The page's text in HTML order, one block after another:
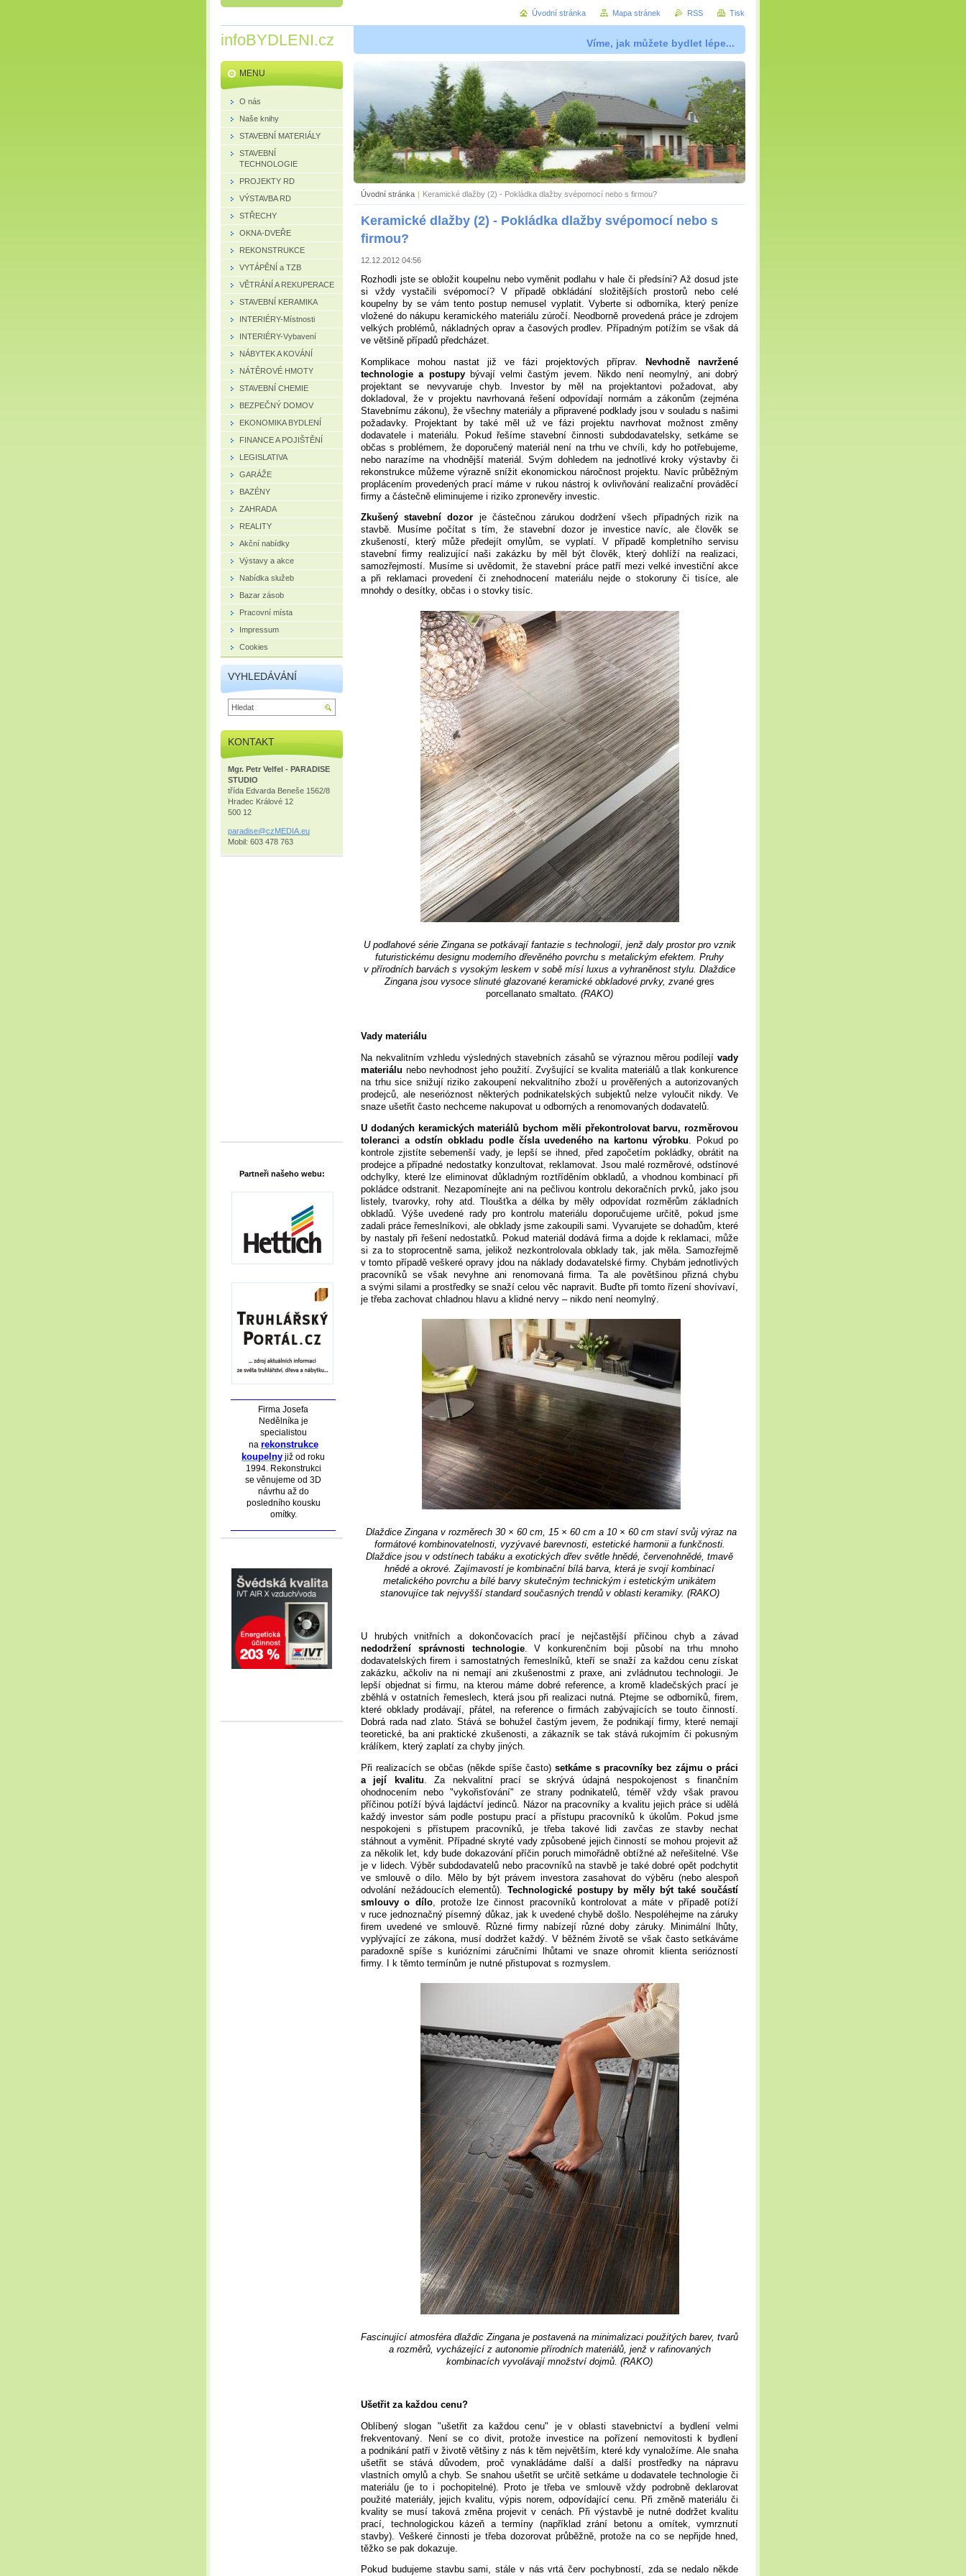
infoBYDLENI.cz Víme, jak můžete bydlet lépe...
Úvodní stránka | Keramické dlažby (2) - Pokládka dlažby svépomocí nebo s firmou?
Keramické dlažby (2) - Pokládka dlažby svépomocí nebo s
firmou?
12.12.2012 04:56
Rozhodli jste se obložit koupelnu nebo vyměnit podlahu v hale či předsíni? Až dosud jste
si vždy vystačili svépomocí? V případě obkládání složitějších prostorů nebo celé
koupelny by se vám tento postup nemusel vyplatit. Vyberte si odborníka, který peníze
vložené do nákupu keramického materiálu zúročí. Neodborně provedená práce je zdrojem
velkých problémů, nákladných oprav a časových prodlev. Případným potížím se však dá
ve většině případů předcházet.
Komplikace mohou nastat již ve fázi projektových příprav. Nevhodně navržené
technologie a postupybývají velmi častým jevem. Nikdo není neomylný, ani dobrý
projektant se nevyvaruje chyb. Investor by měl na projektantovi požadovat, aby
dokladoval, že v projektu navrhovaná řešení odpovídají normám a zákonům (zejména
Stavebnímu zákonu), že všechny materiály a připravené podklady jsou v souladu s našimi
požadavky. Projektant by také měl už ve fázi projektu navrhovat možnost změny
dodavatele i materiálu. Pokud řešíme stavební činnosti subdodavatelsky, setkáme se
občas s problémem, že doporučený materiál není na trhu ve chvíli, kdy ho potřebujeme,
nebo narazíme na vhodnější materiál. Svým dohledem na jednotlivé kroky výstavby či
rekonstrukce můžeme výrazně snížit ekonomickou náročnost projektu. Navíc průběžným
proplácením provedených prací máme v rukou nástroj k ovlivňování realizační prováděcí
firmy a částečně eliminujeme i riziko zpronevěry investic.
Zkušený stavební dozor je částečnou zárukou dodržení všech případných rizik na
stavbě. Musíme počítat s tím, že stavební dozor je investice navíc, ale člověk se
zkušeností, který může předejít omylům, se vyplatí. V případě kompletního servisu
stavební firmy realizující naši zakázku by měl být člověk, který dohlíží na realizaci,
samozřejmostí. Musíme si uvědomit, že stavební práce patří mezi velké investiční akce
a při reklamaci provedení či znehodnocení materiálu nejde o stokoruny či tisíce, ale
mnohdy o desítky, občas i o stovky tisíc.
U podlahové série Zingana se potkávají fantazie s technologií, jenž daly prostor pro vznik
futuristickému designu moderního dřevěného povrchu s metalickým efektem. Pruhy
v přírodních barvách s vysokým leskem v sobě mísí luxus a vyhraněnost stylu. Dlaždice
Zingana jsou vysoce slinuté glazované keramické obkladové prvky, zvané gres
porcellanato smaltato . (RAKO)
Vady materiálu
Na nekvalitním vzhledu výsledných stavebních zásahů se výraznou měrou podílejí vady
materiálu nebo nevhodnost jeho použití. Zvyšující se kvalita materiálů a tlak konkurence
na trhu sice snižují riziko zakoupení nekvalitního zboží u prověřených a autorizovaných
prodejců, ale neserióznost některých podnikatelských subjektů nelze vyloučit nikdy. Ve
snaze ušetřit často nechceme nakupovat u odborných a renomovaných dodavatelů.
U dodaných keramických materiálů bychom měli překontrolovat barvu, rozměrovou
toleranci a odstín obkladu podle čísla uvedeného na kartonu výrobku. Pokud po
kontrole zjistíte sebemenší vady, je lepší se ihned, před započetím pokládky, obrátit na
prodejce a případné nedostatky konzultovat, reklamovat. Jsou malé rozměrové, odstínové
odchylky, které lze eliminovat důkladným roztříděním obkladů, a vhodnou kombinací při
pokládce odstranit. Nezapomínejte ani na pečlivou kontrolu dekoračních prvků, jako jsou
listely, tvarovky, rohy atd. Tloušťka a délka by měly odpovídat rozměrům základních
obkladů. Výše uvedené rady pro kontrolu materiálu doporučujeme určitě, pokud jsme
zadali práce řemeslníkovi, ale obklady jsme zakoupili sami. Vyvarujete se dohadům, které
by nastaly při řešení nedostatků. Pokud materiál dodává firma a dojde k reklamaci, může
si za to stoprocentně sama, jelikož nezkontrolovala obklady tak, jak měla. Samozřejmě
v tomto případě veškeré opravy jdou na náklady dodavatelské firmy. Chybám jednotlivých
pracovníků se však nevyhne ani renomovaná firma. Ta ale povětšinou přizná chybu
a svými silami a prostředky se snaží celou věc napravit. Buďte při tomto řízení shovívaví,
je třeba zachovat chladnou hlavu a klidné nervy – nikdo není neomylný.
Dlaždice Zingana v rozměrech 30 × 60 cm, 15 × 60 cm a 10 × 60 cm staví svůj výraz na
formátové kombinovatelnosti, vyzývavé barevnosti, estetické harmonii a funkčnosti.
Dlaždice jsou v odstínech tabáku a exotických dřev světle hnědé, červenohnědé, tmavě
hnědé a okrové. Zajímavostí je kombinační bílá barva, která je svojí kombinací
metalického povrchu a bílé barvy skutečným technickým i estetickým unikátem
stanovujíce tak nejvyšší standard současných trendů v oblasti keramiky. (RAKO)
U hrubých vnitřních a dokončovacích prací je nejčastější příčinou chyb a závad
nedodržení správnosti technologie. V konkurenčním boji působí na trhu mnoho
dodavatelských firem i samostatných řemeslníků, kteří se snaží za každou cenu získat
zakázku, ačkoliv na ni nemají ani zkušenostmi z praxe, ani zvládnutou technologii. Je
lepší objednat si firmu, na kterou máme dobré reference, a kromě kladečských prací je
zběhlá v ostatních řemeslech, která jsou při realizaci nutná. Ptejme se odborníků, firem,
které obklady prodávají, přátel, na reference o firmách zabývajících se touto činností.
Dobrá rada nad zlato. Stává se bohužel častým jevem, že podnikají firmy, které nemají
teoretické, ba ani praktické zkušenosti, a zákazník se tak stává rukojmím či pokusným
králíkem, který zaplatí za chyby jiných.
Při realizacích se občas (někde spíše často) setkáme s pracovníky bez zájmu o práci
a její kvalitu . Za nekvalitní prací se skrývá údajná nespokojenost s finančním
ohodnocením nebo "vykořisťování" ze strany podnikatelů, téměř vždy však pravou
příčinou potíží bývá lajdáctví jedinců. Názor na pracovníky a kvalitu jejich práce si udělá
každý investor sám podle postupu prací a přístupu pracovníků k úkolům. Pokud jsme
nespokojeni s přístupem pracovníků, je třeba takové lidi zavčas ze stavby nechat
stáhnout a vyměnit. Případné skryté vady způsobené jejich činností se mohou projevit až
za několik let, kdy bude dokazování příčin poruch mimořádně obtížné až neřešitelné. Vše
je v lidech. Výběr subdodavatelů nebo pracovníků na stavbě je také dobré opět podchytit
ve smlouvě o dílo. Mělo by být právem investora zasahovat do výběru (nebo alespoň
odvolání nežádoucích elementů). Technologické postupy by měly být také součástí
smlouvy o dílo, protože lze činnost pracovníků kontrolovat a máte v případě potíží
v ruce jednoznačný písemný důkaz, jak k uvedené chybě došlo. Nespoléhejme na záruky
firem uvedené ve smlouvě. Různé firmy nabízejí různé doby záruky. Minimální lhůty,
vyplývající ze zákona, musí dodržet každý. V běžném životě se však často setkáváme
paradoxně spíše s kuriózními záručními lhůtami ve snaze ohromit klienta seriózností
firmy. I k těmto termínům je nutné přistupovat s rozmyslem.
Fascinující atmosféra dlaždic Zingana je postavená na minimalizaci použitých barev, tvarů
a rozměrů, vycházející z autonomie přírodních materiálů, jenž v rafinovaných
kombinacích vyvolávají množství dojmů. (RAKO)
Ušetřit za každou cenu?
Oblíbený slogan "ušetřit za každou cenu" je v oblasti stavebnictví a bydlení velmi
frekventovaný. Není se co divit, protože investice na pořízení nemovitosti k bydlení
a podnikání patří v životě většiny z nás k těm největším, které kdy vynaložíme. Ale snaha
ušetřit se stává důvodem, proč vynakládáme další a další prostředky na nápravu
vlastních omylů a chyb. Se snahou ušetřit se určitě setkáme u dodavatele technologie či
materiálu (je to i pochopitelné). Proto je třeba ve smlouvě vždy podrobně deklarovat
použité materiály, jejich kvalitu, výpis norem, odpovídající cenu. Při změně materiálu či
kvality se musí taková změna projevit v cenách. Při výstavbě je nutné dodržet kvalitu
prací, technologickou kázeň a termíny (například zrání betonu a omítek, vymrznutí
stavby). Veškeré činnosti je třeba dozorovat průběžně, protože na co se nepřijde hned,
těžko se pak dokazuje.
Pokud budujeme stavbu sami, stále v nás vrtá červ pochybností, zda se nedalo někde
MENU
O nás
Naše knihy
STAVEBNÍ MATERIÁLY
STAVEBNÍ
TECHNOLOGIE
PROJEKTY RD
VÝSTAVBA RD
STŘECHY
OKNA-DVEŘE
REKONSTRUKCE
VYTÁPĚNÍ a TZB
VĚTRÁNÍ A REKUPERACE
STAVEBNÍ KERAMIKA
INTERIÉRY-Místnosti
INTERIÉRY-Vybavení
NÁBYTEK A KOVÁNÍ
NÁTĚROVÉ HMOTY
STAVEBNÍ CHEMIE
BEZPEČNÝ DOMOV
EKONOMIKA BYDLENÍ
FINANCE A POJIŠTĚNÍ
LEGISLATIVA
GARÁŽE
BAZÉNY
ZAHRADA
REALITY
Akční nabídky
Výstavy a akce
Nabídka služeb
Bazar zásob
Pracovní místa
Impressum
Cookies
VYHLEDÁVÁNÍ
KONTAKT
Mgr. Petr Velfel - PARADISE
STUDIO
třída Edvarda Beneše 1562/8
Hradec Králové 12
500 12
paradise@czMEDIA .eu
Mobil: 603 478 763
Partneři našeho webu:
Firma Josefa
Nedělníka je
specialistou
na rekonstrukce
koupelny již od roku
1994. Rekonstrukci
se věnujeme od 3D
návrhu až do
posledního kousku
omítky.
Úvodní stránka Mapa stránek RSS Tisk